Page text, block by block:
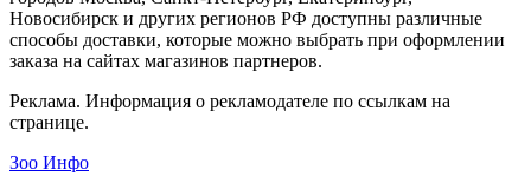
Новосибирск и других регионов РФ доступны различные
способы доставки, которые можно выбрать при оформлении
заказа на сайтах магазинов партнеров.
Реклама. Информация о рекламодателе по ссылкам на
странице.
Зоо Инфо